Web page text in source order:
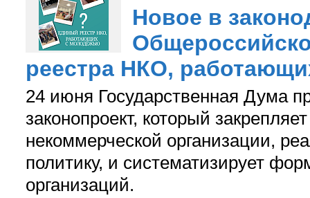
Новое в
реестра НКО,
24 июня Государственная Дума
законопроект, который
некоммерческой организации,
политику, и систематизирует
организаций.